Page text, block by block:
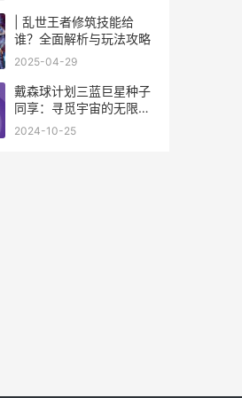
| 乱世王者修筑技能给
谁？全面解析与玩法攻略
2025-04-29
戴森球计划三蓝巨星种子
同享：寻觅宇宙的无限也
许 戴森球计划三巨星
2024-10-25